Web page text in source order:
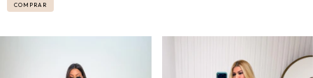
COMPRAR